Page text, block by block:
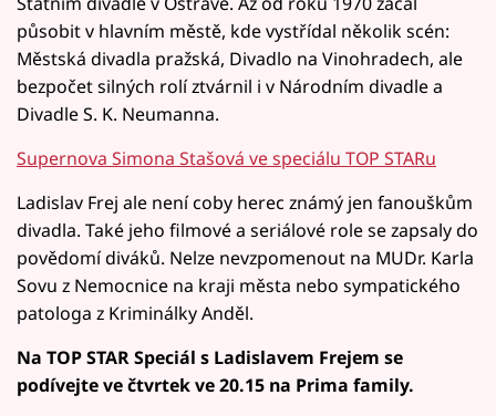
působit v hlavním městě, kde vystřídal několik scén:
Městská divadla pražská, Divadlo na Vinohradech, ale
bezpočet silných rolí ztvárnil i v Národním divadle a
Divadle S. K. Neumanna.
Supernova Simona Stašová ve speciálu TOP STARu
Ladislav Frej ale není coby herec známý jen fanouškům
divadla. Také jeho filmové a seriálové role se zapsaly do
povědomí diváků. Nelze nevzpomenout na MUDr. Karla
Sovu z Nemocnice na kraji města nebo sympatického
patologa z Kriminálky Anděl.
Na TOP STAR Speciál s Ladislavem Frejem se
podívejte ve čtvrtek ve 20.15 na Prima family.